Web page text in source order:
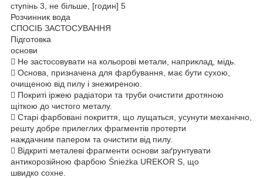
ступінь 3, не більше, [годин] 5
Розчинник вода
СПОСІБ ЗАСТОСУВАННЯ
Підготовка
основи
 Не застосовувати на кольорові метали, наприклад, мідь.
 Основа, призначена для фарбування, має бути сухою,
очищеною від пилу і знежиреною.
 Покриті іржею радіатори та труби очистити дротяною
щіткою до чистого металу.
 Старі фарбовані покриття, що лущаться, усунути механічно,
решту добре прилеглих фрагментів протерти
наждачним папером та очистити від пилу.
 Відкриті металеві фрагменти основи заґрунтувати
антикорозійною фарбою Śnieżka UREKOR S, що
швидко сохне.